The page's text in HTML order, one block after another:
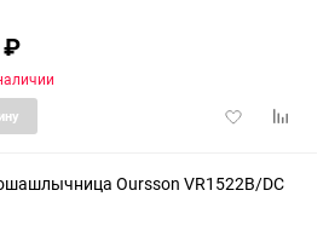
₽
Добавить
Oursson VR1522B/DC